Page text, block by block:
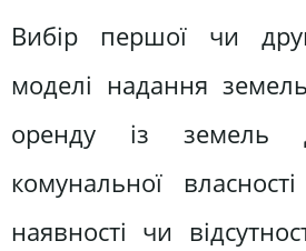
Вибір першої чи
моделі надання
оренду із земель
комунальної
наявності чи